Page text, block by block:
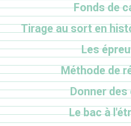
Fonds de
Tirage au sort en
Les
Méthode de
Donner
Le bac à